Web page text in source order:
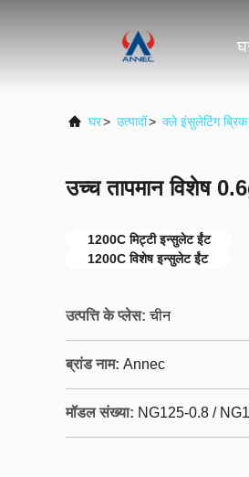
घर> उत्पादों> क्ले इंसुलेटिंग ब्रिक
उच्च तापमान विशेष
1200C मिट्टी इन्सुलेट ईंट
1200C विशेष इन्सुलेट ईंट
उत्पत्ति के प्लेस: चीन
ब्रांड नाम: Annec
मॉडल संख्या: NG125-0.8 /